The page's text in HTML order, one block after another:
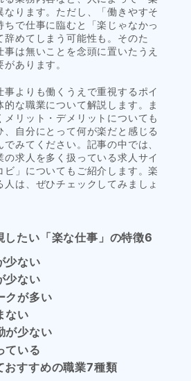
なります。ただし、「働きやすそ
ちで仕事に臨むと「楽じゃなかっ
辞めてしまう可能性も。そのた
は無いことを念頭に置いたうえ
あります。
事よりも働くうえで重視するポイ
的な職業について解説します。ま
メリット・デメリットについても
、自分にとって何が楽だと感じる
みてください。記事の中では、
の求人を多く扱っている求人サイ
ビ」についてもご紹介します。楽
人は、ぜひチェックしてみましょ
たい「楽な仕事」の特徴6
少ない
少ない
クが多い
ない
が少ない
ている
すすめの職業7種類